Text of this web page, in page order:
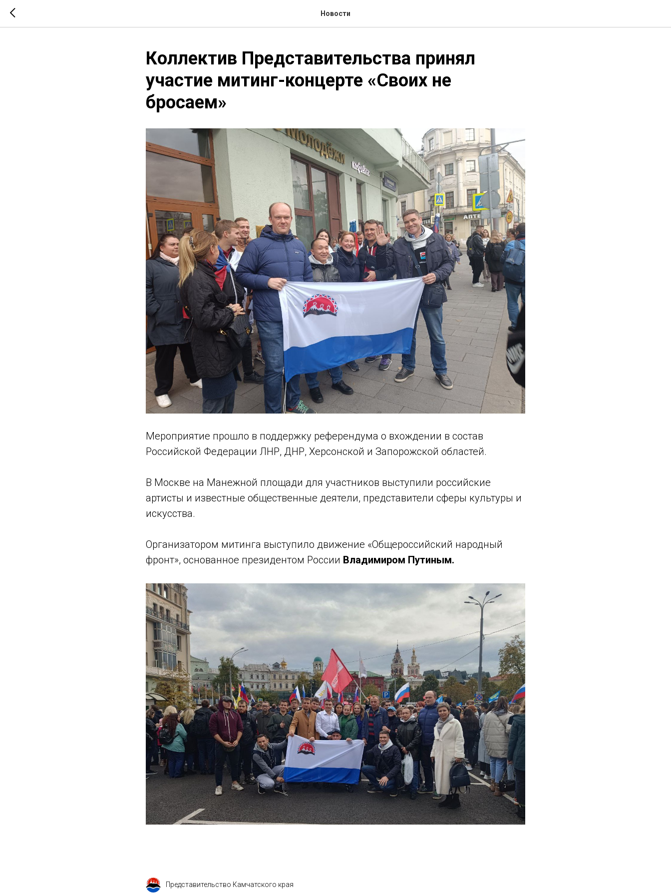
Новости
Коллектив Представительства принял
участие митинг-концерте «Своих не
бросаем»
Мероприятие прошло в поддержку референдума о вхождении в состав
Российской Федерации ЛНР, ДНР, Херсонской и Запорожской областей.
В Москве на Манежной площади для участников выступили российские
артисты и известные общественные деятели, представители сферы культуры и
искусства.
Организатором митинга выступило движение «Общероссийский народный
фронт», основанное президентом России Владимиром Путиным.
Представительство Камчатского края